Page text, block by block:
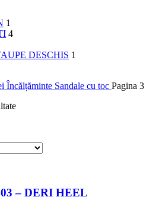
1
4
DESCHIS 1
Încălțăminte Sandale cu toc Pagina 3
– DERI HEEL